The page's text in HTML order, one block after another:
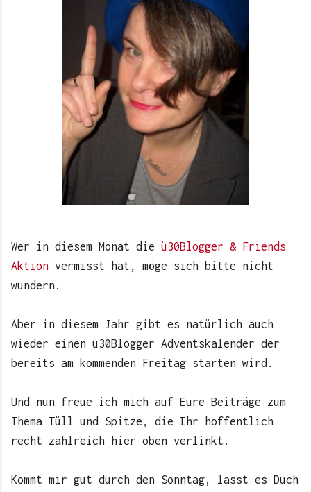
Wer in diesem Monat die ü30Blogger & Friends
Aktion vermisst hat, möge sich bitte nicht
wundern.
Aber in diesem Jahr gibt es natürlich auch
wieder einen ü30Blogger Adventskalender der
bereits am kommenden Freitag starten wird.
Und nun freue ich mich auf Eure Beiträge zum
Thema Tüll und Spitze, die Ihr hoffentlich
recht zahlreich hier oben verlinkt.
Kommt mir gut durch den Sonntag, lasst es Duch